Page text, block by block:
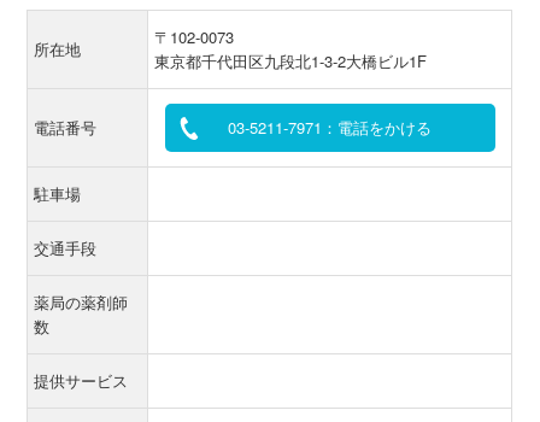
所在地
〒102-0073
東京都千代田区九段北1-3-2大橋ビル1F
電話番号 03-5211-7971：電話をかける
駐車場
交通手段
薬局の薬剤師
数
提供サービス